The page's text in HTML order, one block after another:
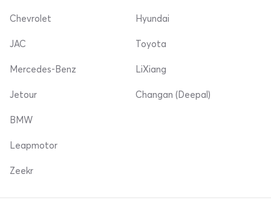
Chevrolet Hyundai
JAC
Mercedes-Benz
Jetour
Toyota
LiXiang
Changan (Deepal)
BMW
Leapmotor
Zeekr